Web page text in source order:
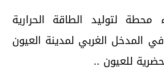
لتوليد الطاقة الحرارية
المدخل الغربي لمدينة العيون
للعيون ..